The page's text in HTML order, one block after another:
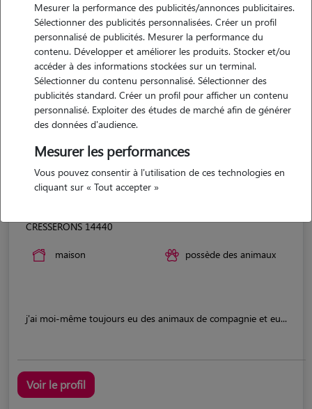
CRESSERONS 14440
maison possède des animaux
j'ai moi-même toujours eu des animaux de compagnie et eu...
Voir le profil
Mesurer la performance des publicités/annonces publicitaires.
Sélectionner des publicités personnalisées. Créer un profil
personnalisé de publicités. Mesurer la performance du
contenu. Développer et améliorer les produits. Stocker et/ou
accéder à des informations stockées sur un terminal.
Sélectionner du contenu personnalisé. Sélectionner des
publicités standard. Créer un profil pour afficher un contenu
personnalisé. Exploiter des études de marché afin de générer
des données d'audience.
Mesurer les performances
Vous pouvez consentir à l'utilisation de ces technologies en
cliquant sur « Tout accepter »